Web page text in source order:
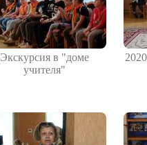
Экскурсия в "доме
учителя"